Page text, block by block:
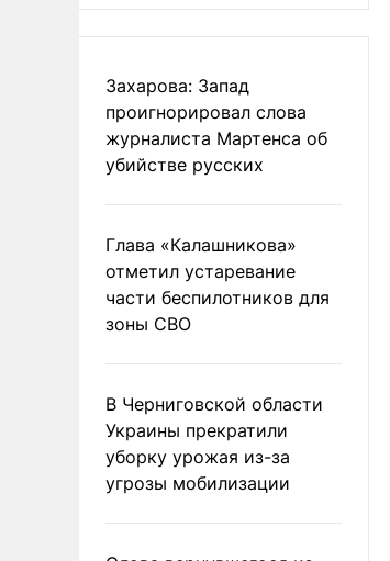
Захарова: Запад
проигнорировал слова
журналиста Мартенса об
убийстве русских
Глава «Калашникова»
отметил устаревание
части беспилотников для
зоны СВО
В Черниговской области
Украины прекратили
уборку урожая из-за
угрозы мобилизации